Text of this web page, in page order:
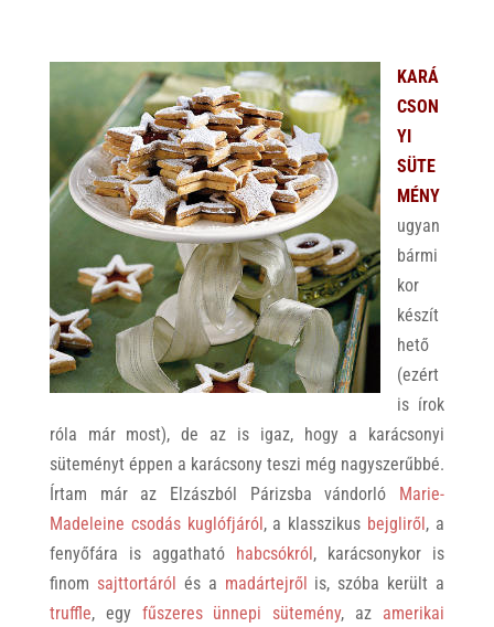
KARÁ
CSON
YI
SÜTE
MÉNY
ugyan
bármi
kor
készít
hető
(ezért
is írok
róla már most), de az is igaz, hogy a karácsonyi
süteményt éppen a karácsony teszi még nagyszerűbbé.
Írtam már az Elzászból Párizsba vándorló Marie-
Madeleine csodás kuglófjáról, a klasszikus bejgliről, a
fenyőfára is aggatható habcsókról, karácsonykor is
finom sajttortáról és a madártejről is, szóba került a
truffle, egy fűszeres ünnepi sütemény, az amerikai